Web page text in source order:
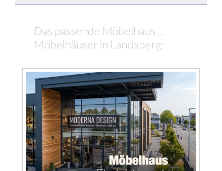
Das passende Möbelhaus ...
Möbelhäuser in Landsberg: